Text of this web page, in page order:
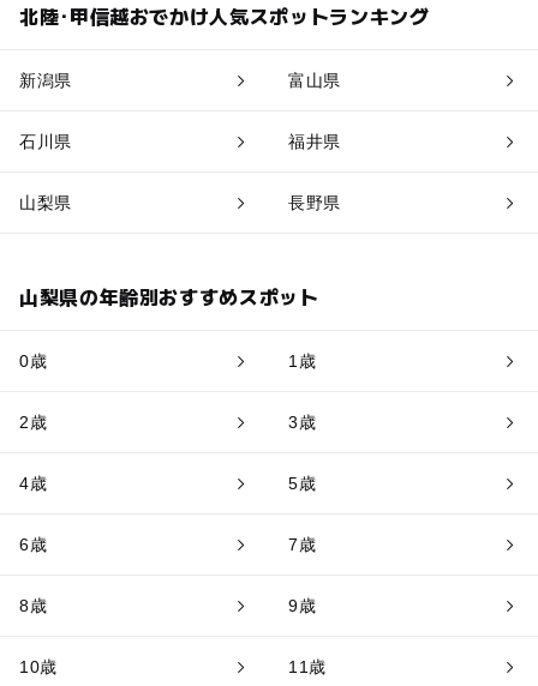
北陸･甲信越おでかけ人気スポットランキング
新潟県 富山県
石川県 福井県
山梨県 長野県
山梨県の年齢別おすすめスポット
0歳 1歳
2歳 3歳
4歳 5歳
6歳 7歳
8歳 9歳
10歳 11歳